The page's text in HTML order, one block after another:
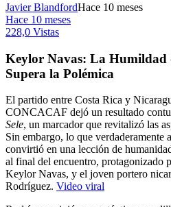
Javier BlandfordHace 10 meses
Hace 10 meses
228,0 Vistas
Keylor Navas: La Humildad
Supera la Polémica
El partido entre Costa Rica y
CONCACAF dejó un resultado
Sele, un marcador que revitalizó las
Sin embargo, lo que verdaderamente
convirtió en una lección de
al final del encuentro, protagonizado
Keylor Navas, y el joven portero
Rodríguez. Video viral